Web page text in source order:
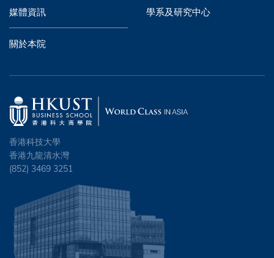
媒體資訊 學系及研究中心
關於本院
香港科技大學
香港九龍清水灣
(852) 3469 3251